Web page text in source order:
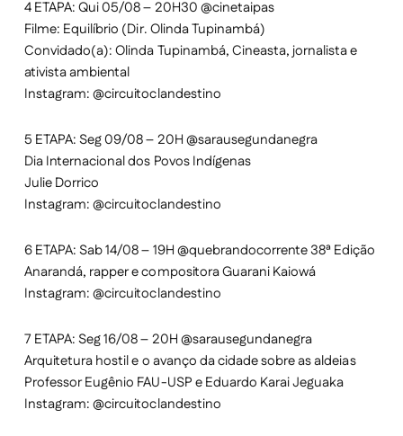
4 ETAPA: Qui 05/08 – 20H30 @cinetaipas
Filme: Equilíbrio (Dir. Olinda Tupinambá)
Convidado(a): Olinda Tupinambá, Cineasta, jornalista e
ativista ambiental
Instagram: @circuitoclandestino
5 ETAPA: Seg 09/08 – 20H @sarausegundanegra
Dia Internacional dos Povos Indígenas
Julie Dorrico
Instagram: @circuitoclandestino
6 ETAPA: Sab 14/08 – 19H @quebrandocorrente 38ª Edição
Anarandá, rapper e compositora Guarani Kaiowá
Instagram: @circuitoclandestino
7 ETAPA: Seg 16/08 – 20H @sarausegundanegra
Arquitetura hostil e o avanço da cidade sobre as aldeias
Professor Eugênio FAU-USP e Eduardo Karai Jeguaka
Instagram: @circuitoclandestino